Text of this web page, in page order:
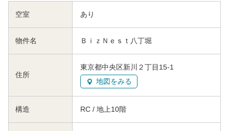
空室 あり
物件名 ＢｉｚＮｅｓｔ八丁堀
住所
東京都中央区新川２丁目15-1
地図をみる
構造 RC / 地上10階